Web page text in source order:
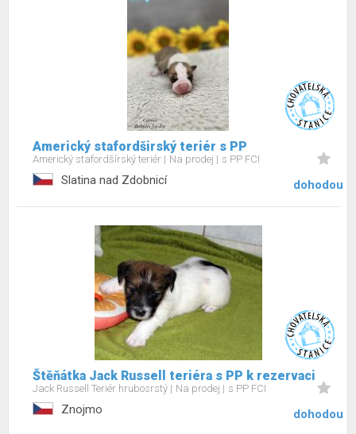
Americký stafordširský teriér s PP
Americký stafordšírský teriér Na prodej s PP FCI
Slatina nad Zdobnicí dohodou
Štěňátka Jack Russell teriéra s PP k rezervaci
Jack Russell Teriér hrubosrstý Na prodej s PP FCI
Znojmo dohodou